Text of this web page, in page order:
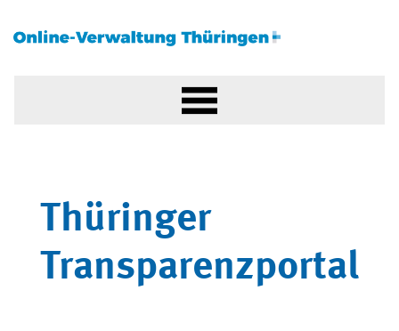
Thüringer
Transparenzportal